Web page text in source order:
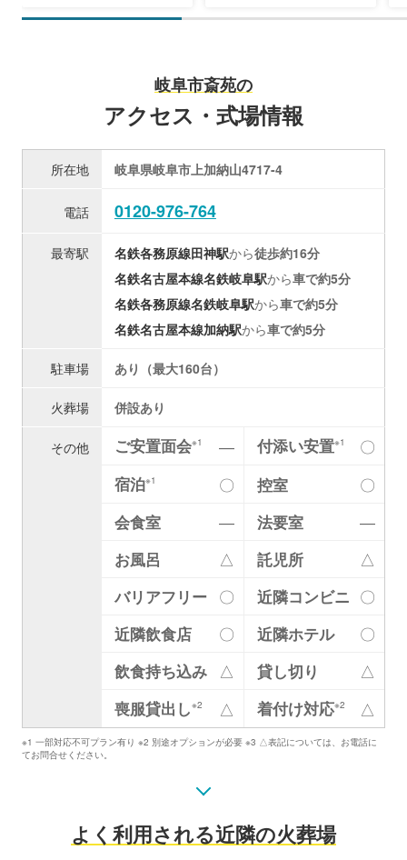
岐阜市斎苑の
アクセス・式場情報
所在地 岐阜県岐阜市上加納山4717-4
電話 0120-976-764
最寄駅 名鉄各務原線田神駅から徒歩約16分
名鉄名古屋本線名鉄岐阜駅から車で約5分
名鉄各務原線名鉄岐阜駅から車で約5分
名鉄名古屋本線加納駅から車で約5分
駐車場 あり（最大160台）
火葬場 併設あり
その他 ご安置面会※1 ― 付添い安置※1
〇
宿泊※1 〇 控室
〇
会食室
― 法要室
―
お風呂
△ 託児所
△
バリアフリー 〇 近隣コンビニ 〇
近隣飲食店
〇 近隣ホテル
〇
飲食持ち込み
△ 貸し切り
△
喪服貸出し※2 △ 着付け対応※2 △
※1 一部対応不可プラン有り ※2 別途オプションが必要 ※3 △表記については、お電話に
てお問合せください。
よく利用される近隣の火葬場